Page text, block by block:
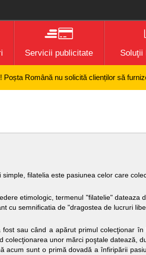
Servicii publicitate Soluţii
Română nu solicită clienților să furnizeze
simple, filatelia este pasiunea celor care
etimologic, termenul "filatelie" dateaza
cu semnificatia de "dragostea de lucruri
fost sau când a apărut primul colecţionar
colecţionarea unor mărci poştale datează,
acum sunt o primă dovadă a înfiripării